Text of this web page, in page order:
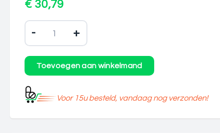
€ 30,79
- +
Voor 15u besteld, vandaag nog verzonden!